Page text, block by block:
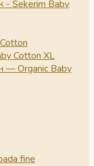
Sekerim Baby
Cotton XL
— Organic Baby
fine